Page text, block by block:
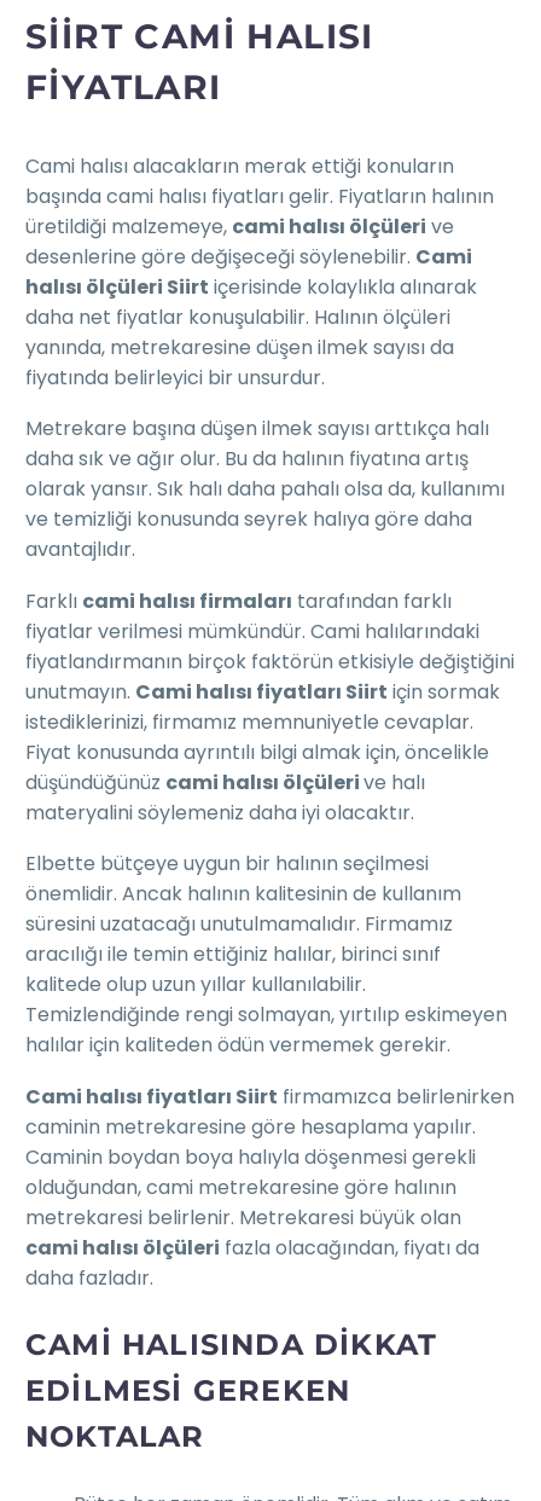
SIIRT CAMI HALISI
FIYATLARI
Cami halısı alacakların merak ettiği konuların
başında cami halısı fiyatları gelir. Fiyatların halının
üretildiği malzemeye, cami halısı ölçüleri ve
desenlerine göre değişeceği söylenebilir. Cami
halısı ölçüleri Siirt içerisinde kolaylıkla alınarak
daha net fiyatlar konuşulabilir. Halının ölçüleri
yanında, metrekaresine düşen ilmek sayısı da
fiyatında belirleyici bir unsurdur.
Metrekare başına düşen ilmek sayısı arttıkça halı
daha sık ve ağır olur. Bu da halının fiyatına artış
olarak yansır. Sık halı daha pahalı olsa da, kullanımı
ve temizliği konusunda seyrek halıya göre daha
avantajlıdır.
Farklı cami halısı firmaları tarafından farklı
fiyatlar verilmesi mümkündür. Cami halılarındaki
fiyatlandırmanın birçok faktörün etkisiyle değiştiğini
unutmayın. Cami halısı fiyatları Siirt için sormak
istediklerinizi, firmamız memnuniyetle cevaplar.
Fiyat konusunda ayrıntılı bilgi almak için, öncelikle
düşündüğünüz cami halısı ölçülerive halı
materyalini söylemeniz daha iyi olacaktır.
Elbette bütçeye uygun bir halının seçilmesi
önemlidir. Ancak halının kalitesinin de kullanım
süresini uzatacağı unutulmamalıdır. Firmamız
aracılığı ile temin ettiğiniz halılar, birinci sınıf
kalitede olup uzun yıllar kullanılabilir.
Temizlendiğinde rengi solmayan, yırtılıp eskimeyen
halılar için kaliteden ödün vermemek gerekir.
Cami halısı fiyatları Siirt firmamızca belirlenirken
caminin metrekaresine göre hesaplama yapılır.
Caminin boydan boya halıyla döşenmesi gerekli
olduğundan, cami metrekaresine göre halının
metrekaresi belirlenir. Metrekaresi büyük olan
cami halısı ölçüleri fazla olacağından, fiyatı da
daha fazladır.
CAMI HALISINDA DIKKAT
EDILMESI GEREKEN
NOKTALAR